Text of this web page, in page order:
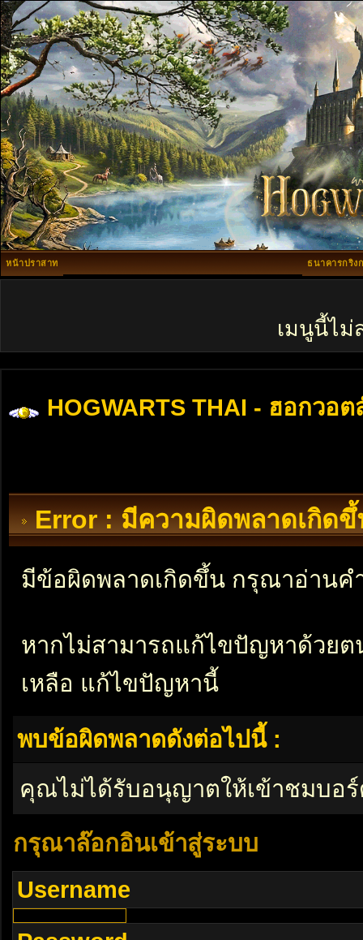
หน้าปราสาท ธนาคารกริง
เมนูนี้ไม่
HOGWARTS THAI - ฮอกวอต
Error : มีความผิดพลาดเกิดขึ้
มีข้อผิดพลาดเกิดขึ้น กรุณาอ่านค
หากไม่สามารถแก้ไขปัญหาด้วย
เหลือ แก้ไขปัญหานี้
พบข้อผิดพลาดดังต่อไปนี้ :
คุณไม่ได้รับอนุญาตให้เข้าชมบอ
กรุณาล๊อกอินเข้าสู่ระบบ
Username